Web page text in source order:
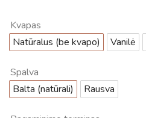
Kvapas
Natūralus (be kvapo)
Vanilė
Spalva
Balta (natūrali)
Rausva